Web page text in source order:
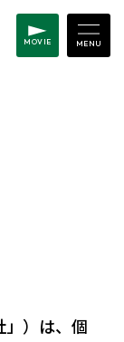
MOVIE
）は、個